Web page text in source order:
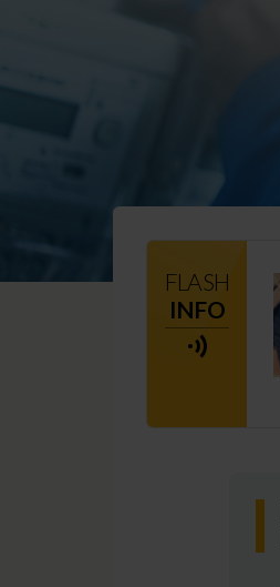
FLASH
INFO